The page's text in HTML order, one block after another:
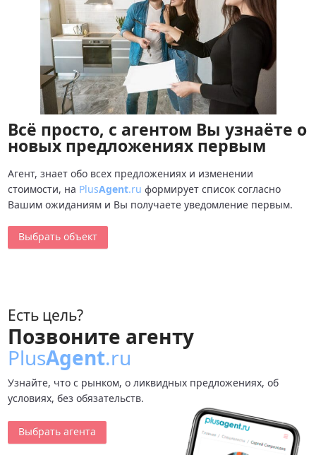
Всё просто, с агентом Вы узнаёте о
новых предложениях первым
Агент, знает обо всех предложениях и изменении
стоимости, на PlusAgent.ru формирует список согласно
Вашим ожиданиям и Вы получаете уведомление первым.
Выбрать объект
Есть цель?
Позвоните агенту
PlusAgent.ru
Узнайте, что с рынком, о ликвидных предложениях, об
условиях, без обязательств.
Выбрать агента